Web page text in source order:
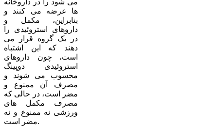
می شود را در داروخانه
ها عرضه می کنند و
بنابراین، مکمل و
داروهای استروئیدی را
در یک گروه قرار می
دهند که این اشتباه
است، چون داروهای
استروئیدی دوپینگ
محسوب می شوند و
مصرف آن ممنوع و
مضر است، در حالی که
مصرف مکمل های
ورزشی نه ممنوع و نه
مضر است.